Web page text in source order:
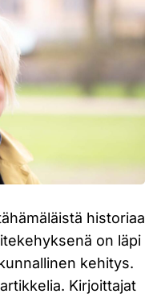
historiaa
on läpi
kehitys.
Kirjoittajat